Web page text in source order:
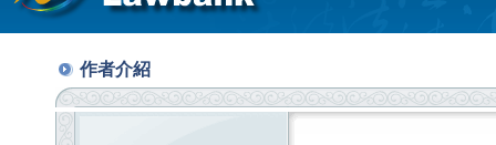
作者介紹